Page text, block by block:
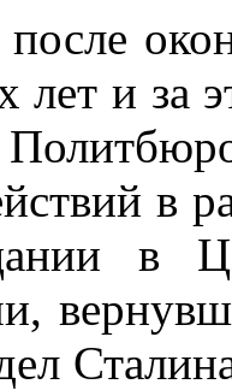
лет и за
в
в